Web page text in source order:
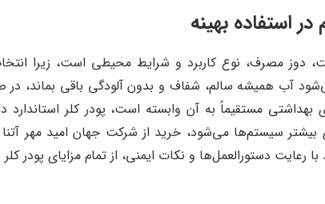
استفاده بهینه
دوز مصرف، نوع کاربرد و شرایط محیطی است، زیرا
آب همیشه سالم، شفاف و بدون آلودگی باقی بماند، در
بهداشتی مستقیماً به آن وابسته است، پودر کلر
بیشتر سیستم‌ها می‌شود، خرید از شرکت جهان امید مهر
رعایت دستورالعمل‌ها و نکات ایمنی، از تمام مزایای پودر